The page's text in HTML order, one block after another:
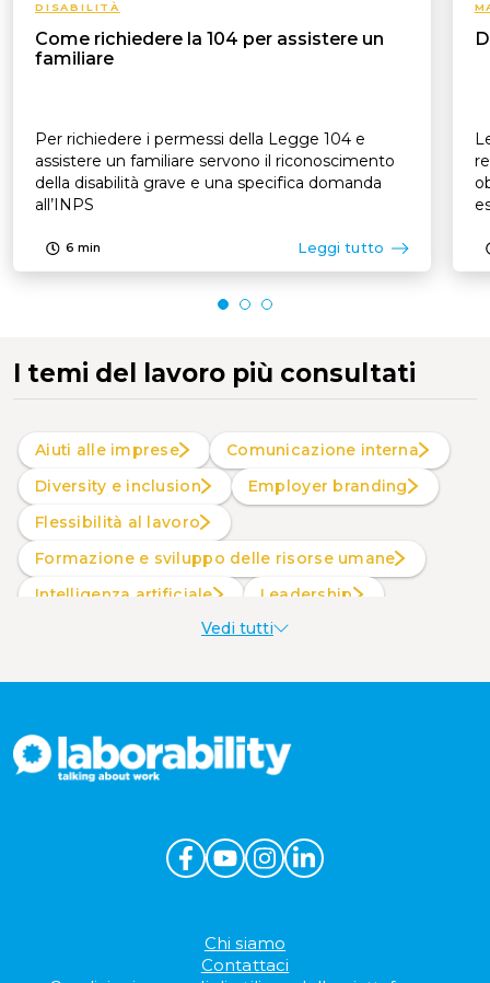
DISABILITÀ
Come richiedere la 104 per assistere un
familiare
Per richiedere i permessi della Legge 104 e
assistere un familiare servono il riconoscimento
della disabilità grave e una specifica domanda
all’INPS
6 min Leggi tutto
I temi del lavoro più consultati
Aiuti alle imprese
Comunicazione interna
Diversity e inclusion
Employer branding
Flessibilità al lavoro
Formazione e sviluppo delle risorse umane
intelligenza artificiale
Leadership
Produttività al lavoroVedi tutti
Chi siamo
Contattaci